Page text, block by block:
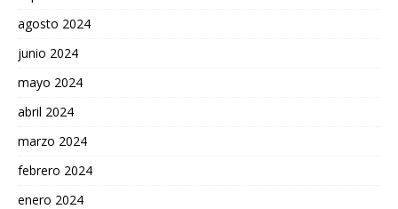
agosto 2024
junio 2024
mayo 2024
abril 2024
marzo 2024
febrero 2024
enero 2024